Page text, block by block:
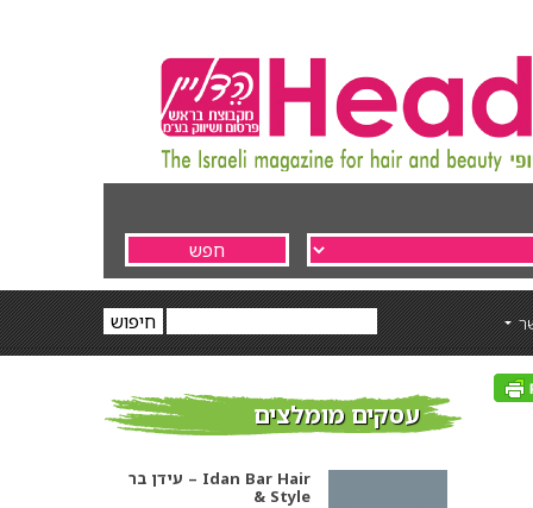
עסקים מומלצים
אסף סיבוני ויחיאל שושן –
מעצבי שיער מובילים